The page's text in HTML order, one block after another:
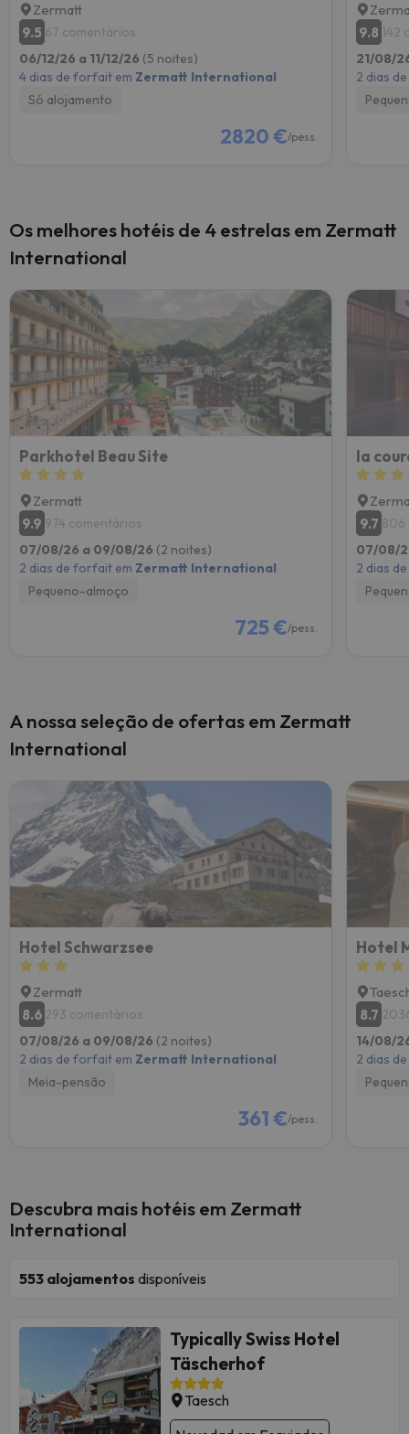
Zermatt
9.5 67 comentários
06/12/26 a 11/12/26 (5 noites)
4 dias de forfait em Zermatt International
Só alojamento
2820 €/pess.
9.8 142
21/08/
2 dias
Os melhores hotéis de 4 estrelas em Zermatt
International
Parkhotel Beau Site
Zermatt
9.9 974 comentários
07/08/26 a 09/08/26 (2 noites)
2 dias de forfait em Zermatt International
Pequeno-almoço
725 €/pess.
la
9.7 806
07/08/
2 dias
A nossa seleção de ofertas em Zermatt
International
Hotel Schwarzsee
Zermatt
8.6 293 comentários
07/08/26 a 09/08/26 (2 noites)
2 dias de forfait em Zermatt International
Meia-pensão
361 €/pess.
Hotel
8.7
14/08/
2 dias
Descubra mais hotéis em Zermatt
International
553 alojamentos disponíveis
Typically Swiss Hotel
Täscherhof
Taesch